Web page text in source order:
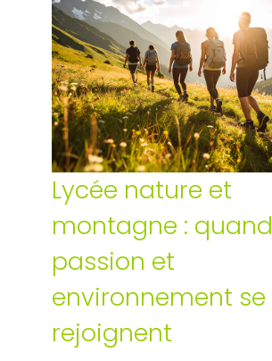
Lycée nature et
montagne : quand
passion et
environnement se
rejoignent